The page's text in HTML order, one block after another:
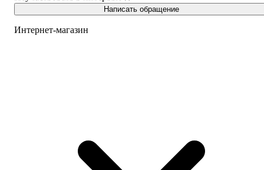
Написать обращение
Интернет-магазин